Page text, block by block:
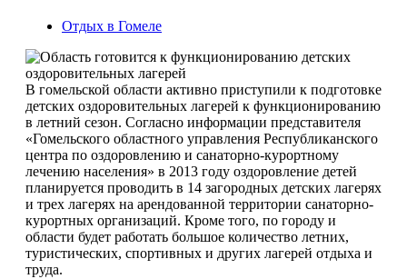
Отдых в Гомеле
В гомельской области активно приступили к подготовке
детских оздоровительных лагерей к функционированию
в летний сезон. Согласно информации представителя
«Гомельского областного управления Республиканского
центра по оздоровлению и санаторно-курортному
лечению населения» в 2013 году оздоровление детей
планируется проводить в 14 загородных детских лагерях
и трех лагерях на арендованной территории санаторно-
курортных организаций. Кроме того, по городу и
области будет работать большое количество летних,
туристических, спортивных и других лагерей отдыха и
труда.